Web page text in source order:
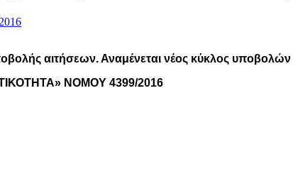
αιτήσεων. Αναμένεται νέος κύκλος
ΝΟΜΟΥ 4399/2016